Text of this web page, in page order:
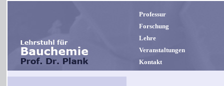
Professur
Forschung
Lehre
Veranstaltungen
Kontakt